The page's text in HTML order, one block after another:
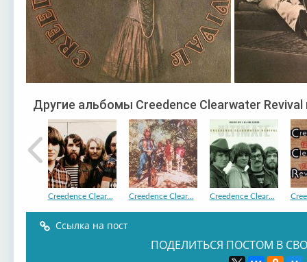
Другие альбомы Creedence Clearwater Revival
Creedence Clear... Creedence Clear... Creedence Clear...
Ссылка на пост
ПОДЕЛИТЬСЯ ПОСТОМ В